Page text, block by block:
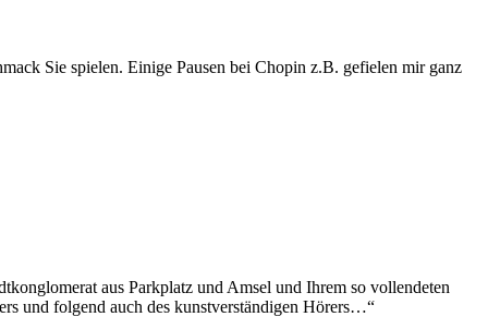
Sie spielen. Einige Pausen bei Chopin z.B. gefielen mir ganz
aus Parkplatz und Amsel und Ihrem so vollendeten
und folgend auch des kunstverständigen Hörers…“